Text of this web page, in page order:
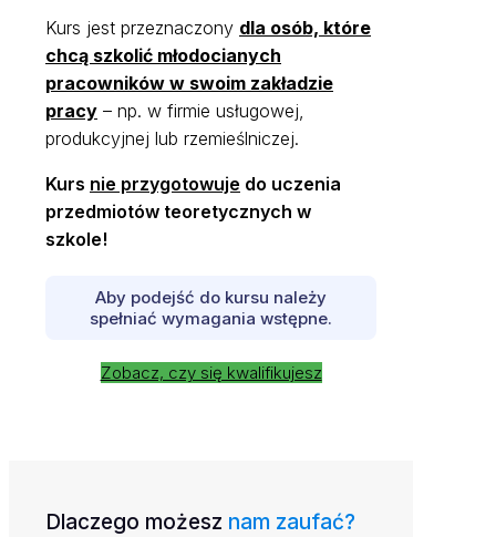
Kurs jest przeznaczony dla osób, które
chcą szkolić młodocianych
pracowników w swoim zakładzie
pracy – np. w firmie usługowej,
produkcyjnej lub rzemieślniczej.
Kurs nie przygotowuje do uczenia
przedmiotów teoretycznych w
szkole!
Aby podejść do kursu należy
spełniać wymagania wstępne.
Zobacz, czy się kwalifikujesz
Dlaczego możesz nam zaufać?